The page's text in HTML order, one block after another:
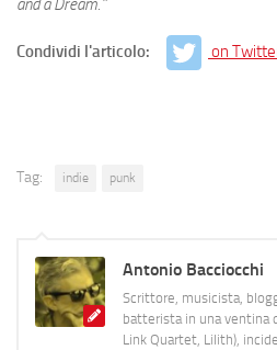
and a Dream.”
Condividi l'articolo: on
Tag: indie punk
Antonio Bacciocchi
Scrittore, musicista,
batterista in una ventina
Link Quartet, Lilith),